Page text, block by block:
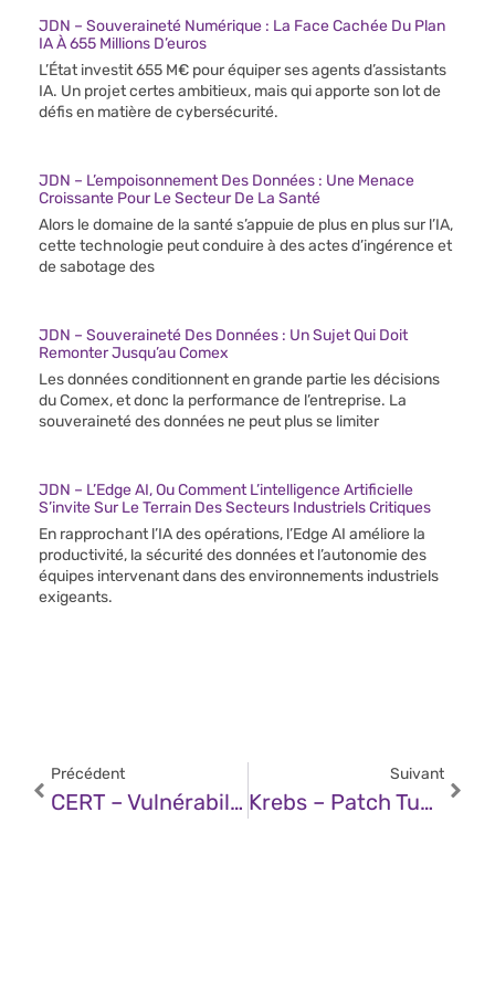
JDN – Souveraineté Numérique : La Face Cachée Du Plan
IA À 655 Millions D’euros
L’État investit 655 M€ pour équiper ses agents d’assistants
IA. Un projet certes ambitieux, mais qui apporte son lot de
défis en matière de cybersécurité.
JDN – L’empoisonnement Des Données : Une Menace
Croissante Pour Le Secteur De La Santé
Alors le domaine de la santé s’appuie de plus en plus sur l’IA,
cette technologie peut conduire à des actes d’ingérence et
de sabotage des
JDN – Souveraineté Des Données : Un Sujet Qui Doit
Remonter Jusqu’au Comex
Les données conditionnent en grande partie les décisions
du Comex, et donc la performance de l’entreprise. La
souveraineté des données ne peut plus se limiter
JDN – L’Edge AI, Ou Comment L’intelligence Artificielle
S’invite Sur Le Terrain Des Secteurs Industriels Critiques
En rapprochant l’IA des opérations, l’Edge AI améliore la
productivité, la sécurité des données et l’autonomie des
équipes intervenant dans des environnements industriels
exigeants.
Précédent
CERT – Vulnérabilité Dans Stormshield Network Security (11 Juin 2025)
Suivant
Krebs – Patch Tuesday, June 2025 Edition